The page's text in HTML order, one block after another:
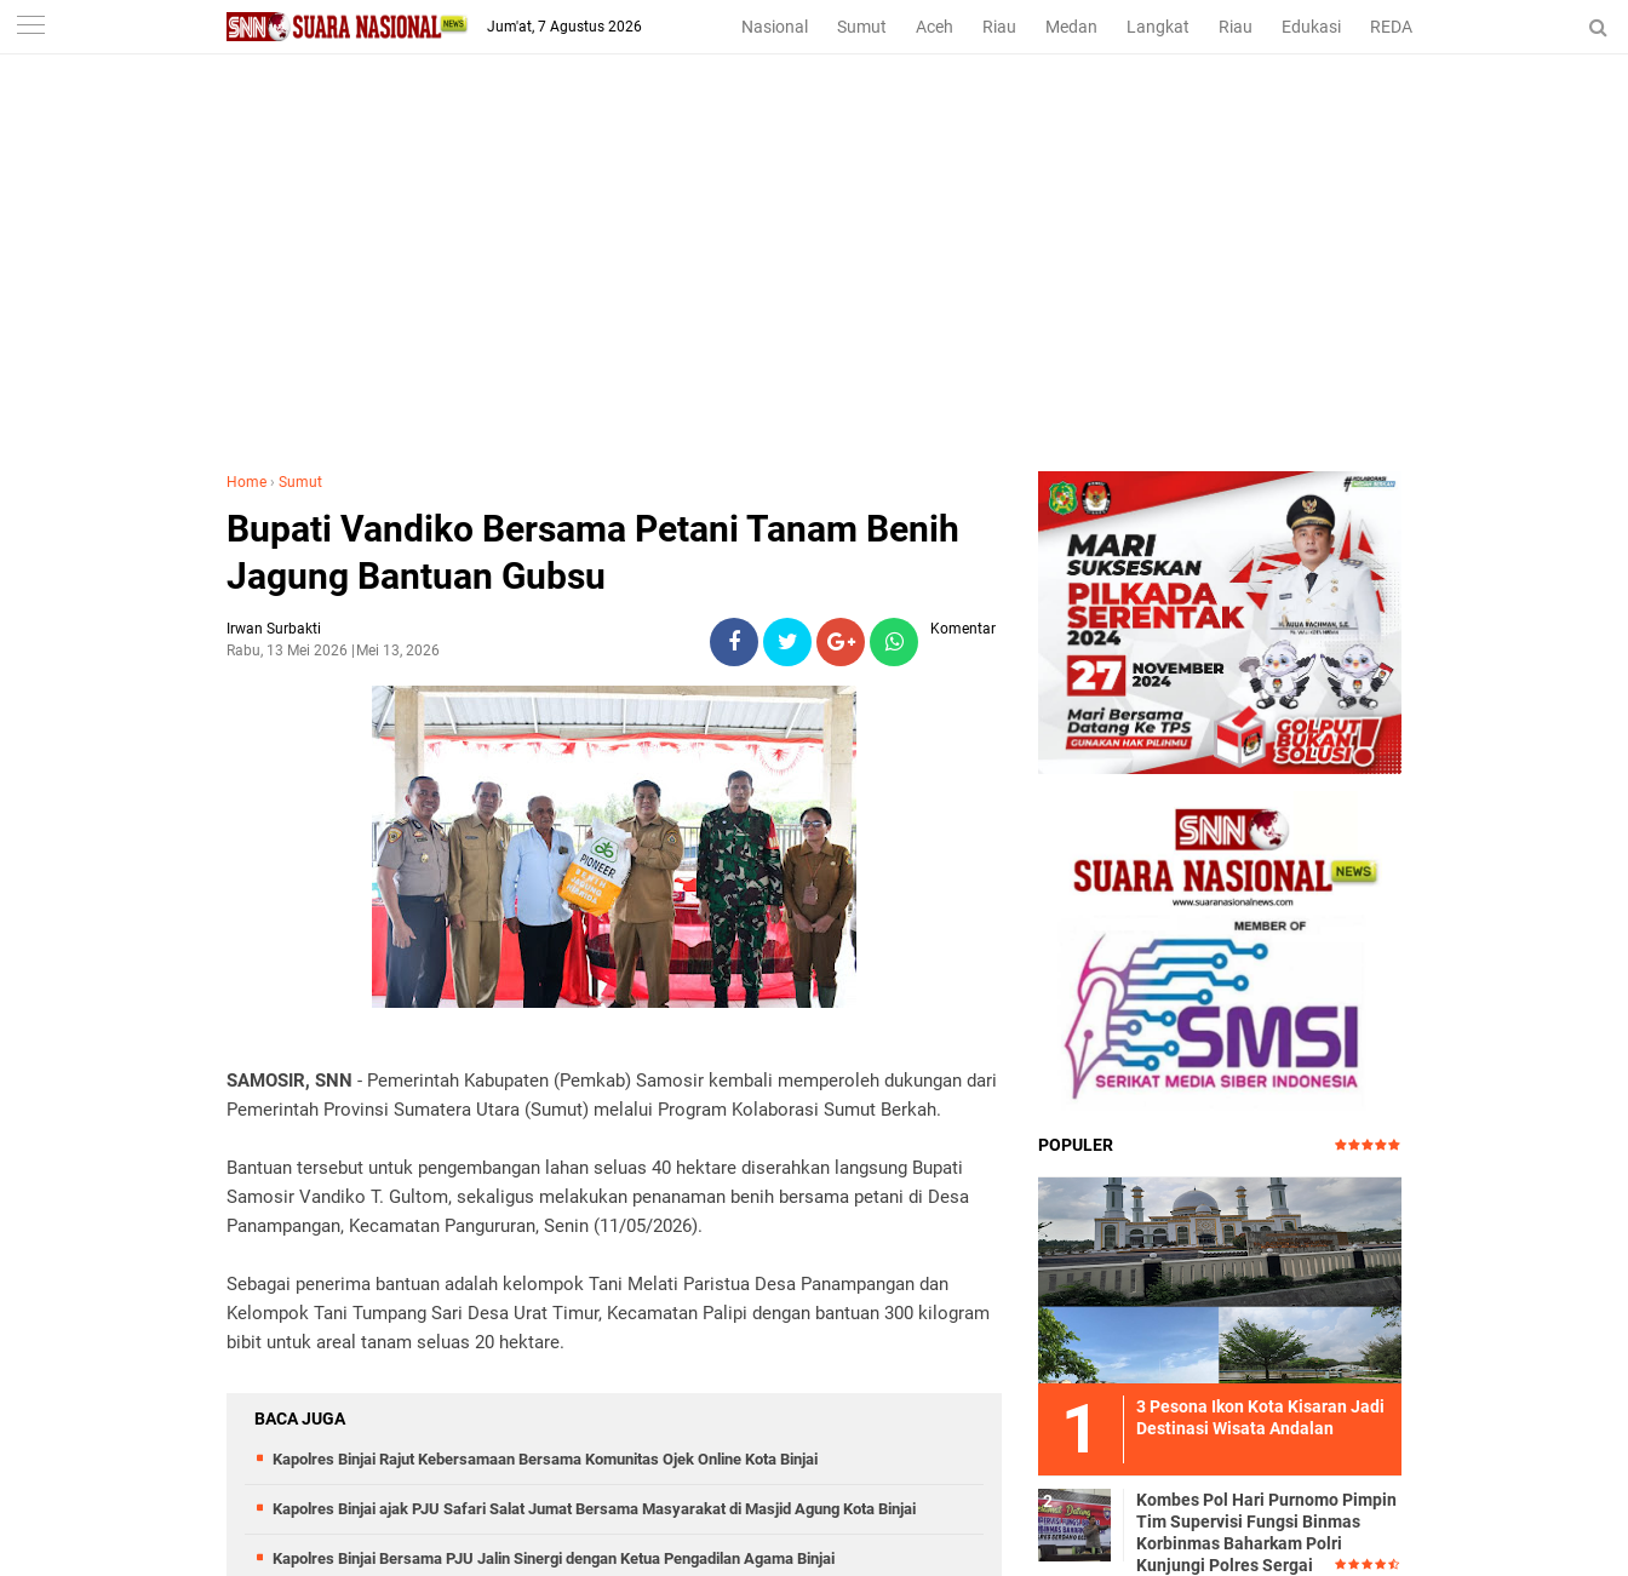
-->
Jum'at, 7 Agustus 2026 Nasional Sumut Aceh Riau Medan Langkat Riau Edukasi REDAKSI
Home › Sumut
Bupati Vandiko Bersama Petani Tanam Benih
Jagung Bantuan Gubsu
Irwan Surbakti
Rabu, 13 Mei 2026
Mei 13, 2026
Komentar
SAMOSIR, SNN - Pemerintah Kabupaten (Pemkab) Samosir kembali memperoleh dukungan dari
Pemerintah Provinsi Sumatera Utara (Sumut) melalui Program Kolaborasi Sumut Berkah.
Bantuan tersebut untuk pengembangan lahan seluas 40 hektare diserahkan langsung Bupati
Samosir Vandiko T. Gultom, sekaligus melakukan penanaman benih bersama petani di Desa
Panampangan, Kecamatan Pangururan, Senin (11/05/2026).
Sebagai penerima bantuan adalah kelompok Tani Melati Paristua Desa Panampangan dan
Kelompok Tani Tumpang Sari Desa Urat Timur, Kecamatan Palipi dengan bantuan 300 kilogram
bibit untuk areal tanam seluas 20 hektare.
BACA JUGA
Kapolres Binjai Rajut Kebersamaan Bersama Komunitas Ojek Online Kota Binjai
Kapolres Binjai ajak PJU Safari Salat Jumat Bersama Masyarakat di Masjid Agung Kota Binjai
Kapolres Binjai Bersama PJU Jalin Sinergi dengan Ketua Pengadilan Agama Binjai
POPULER
3 Pesona Ikon Kota Kisaran Jadi
Destinasi Wisata Andalan
Kombes Pol Hari Purnomo Pimpin
Tim Supervisi Fungsi Binmas
Korbinmas Baharkam Polri
Kunjungi Polres Sergai